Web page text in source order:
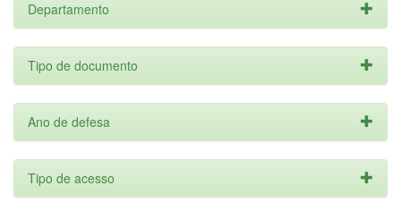
Departamento
Tipo de documento
Ano de defesa
Tipo de acesso